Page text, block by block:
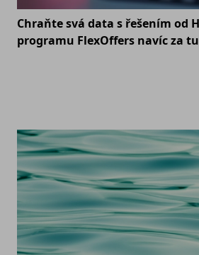
Chraňte svá data s řešením od
programu FlexOffers navíc za